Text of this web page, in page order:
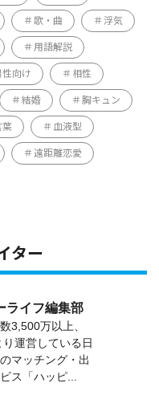
歌・曲 浮気
用語解説
性向け 相性
結婚 胸キュン
葉 血液型
遠距離恋愛
ター
ライフ編集部
3,500万以上、
運営している日
マッチング・出
ス「ハッピ...